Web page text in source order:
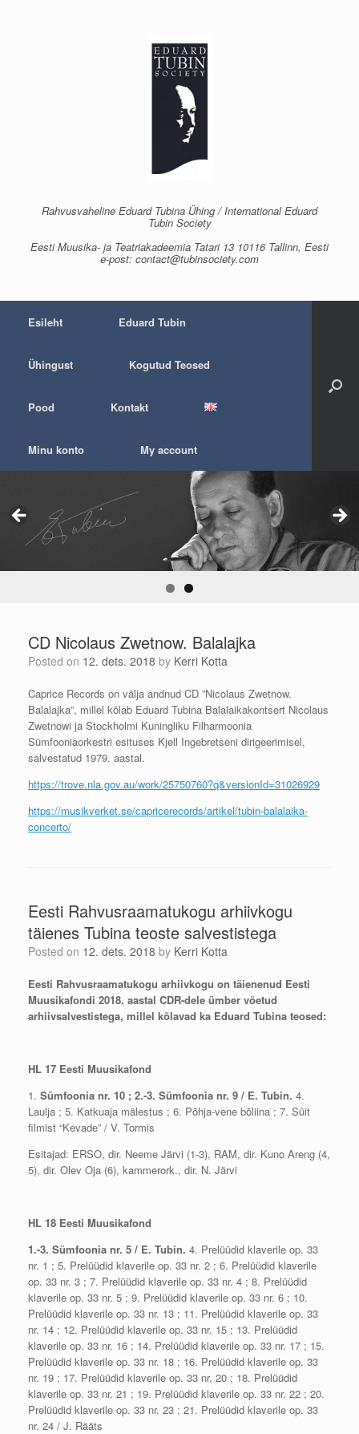
Rahvusvaheline Eduard Tubina Ühing / International Eduard
Tubin Society
Eesti Muusika- ja Teatriakadeemia Tatari 13 10116 Tallinn, Eesti
e-post: contact@tubinsociety.com
Esileht Eduard Tubin
Ühingust Kogutud Teosed
Pood Kontakt
Minu konto My account
CD Nicolaus Zwetnow. Balalajka
Posted on 12. dets. 2018 by Kerri Kotta
Caprice Records on välja andnud CD ”Nicolaus Zwetnow.
Balalajka”, millel kõlab Eduard Tubina Balalaikakontsert Nicolaus
Zwetnowi ja Stockholmi Kuningliku Filharmoonia
Sümfooniaorkestri esituses Kjell Ingebretseni dirigeerimisel,
salvestatud 1979. aastal.
https://trove.nla.gov.au/work/25750760?q&versionId=31026929
https://musikverket.se/capricerecords/artikel/tubin-balalaika-
concerto/
Eesti Rahvusraamatukogu arhiivkogu
täienes Tubina teoste salvestistega
Posted on 12. dets. 2018 by Kerri Kotta
Eesti Rahvusraamatukogu arhiivkogu on täienenud Eesti
Muusikafondi 2018. aastal CDR-dele ümber võetud
arhiivsalvestistega, millel kõlavad ka Eduard Tubina teosed:
HL 17 Eesti Muusikafond
1. Sümfoonia nr. 10 ; 2.-3. Sümfoonia nr. 9 / E. Tubin. 4.
Laulja ; 5. Katkuaja mälestus ; 6. Põhja-vene bõliina ; 7. Süit
filmist “Kevade” / V. Tormis
Esitajad: ERSO, dir. Neeme Järvi (1-3), RAM, dir. Kuno Areng (4,
5), dir. Olev Oja (6), kammerork., dir. N. Järvi
HL 18 Eesti Muusikafond
1.-3. Sümfoonia nr. 5 / E. Tubin. 4. Prelüüdid klaverile op. 33
nr. 1 ; 5. Prelüüdid klaverile op. 33 nr. 2 ; 6. Prelüüdid klaverile
op. 33 nr. 3 ; 7. Prelüüdid klaverile op. 33 nr. 4 ; 8. Prelüüdid
klaverile op. 33 nr. 5 ; 9. Prelüüdid klaverile op. 33 nr. 6 ; 10.
Prelüüdid klaverile op. 33 nr. 13 ; 11. Prelüüdid klaverile op. 33
nr. 14 ; 12. Prelüüdid klaverile op. 33 nr. 15 ; 13. Prelüüdid
klaverile op. 33 nr. 16 ; 14. Prelüüdid klaverile op. 33 nr. 17 ; 15.
Prelüüdid klaverile op. 33 nr. 18 ; 16. Prelüüdid klaverile op. 33
nr. 19 ; 17. Prelüüdid klaverile op. 33 nr. 20 ; 18. Prelüüdid
klaverile op. 33 nr. 21 ; 19. Prelüüdid klaverile op. 33 nr. 22 ; 20.
Prelüüdid klaverile op. 33 nr. 23 ; 21. Prelüüdid klaverile op. 33
nr. 24 / J. Rääts